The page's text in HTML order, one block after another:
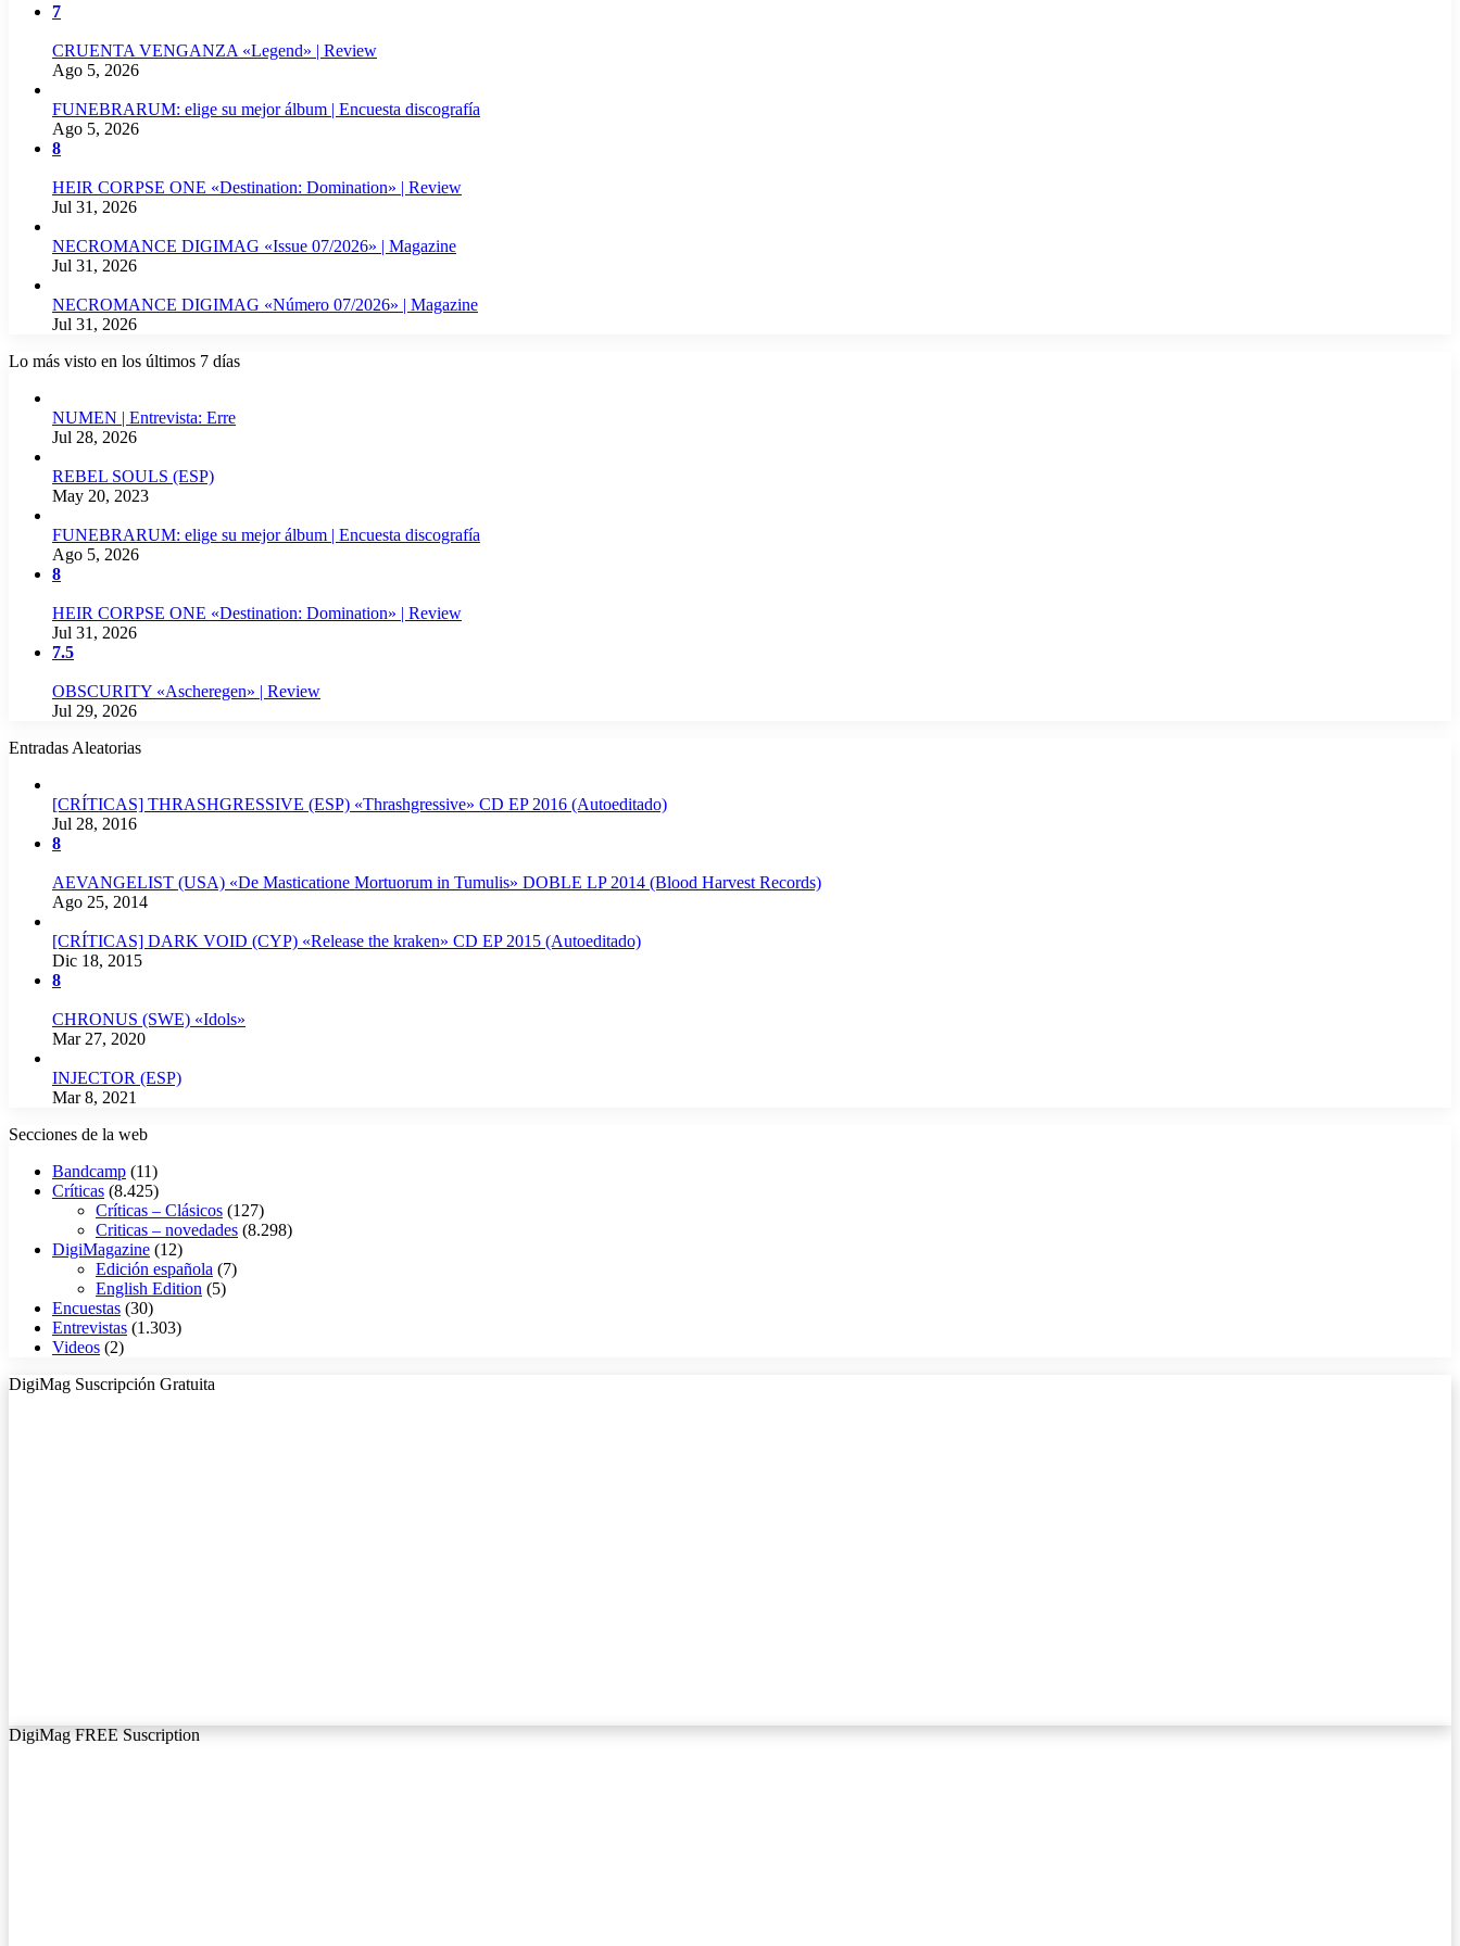
7
CRUENTA VENGANZA «Legend» | Review
Ago 5, 2026
FUNEBRARUM: elige su mejor álbum | Encuesta discografía
Ago 5, 2026
8
HEIR CORPSE ONE «Destination: Domination» | Review
Jul 31, 2026
NECROMANCE DIGIMAG «Issue 07/2026» | Magazine
Jul 31, 2026
NECROMANCE DIGIMAG «Número 07/2026» | Magazine
Jul 31, 2026
Lo más visto en los últimos 7 días
NUMEN | Entrevista: Erre
Jul 28, 2026
REBEL SOULS (ESP)
May 20, 2023
FUNEBRARUM: elige su mejor álbum | Encuesta discografía
Ago 5, 2026
8
HEIR CORPSE ONE «Destination: Domination» | Review
Jul 31, 2026
7.5
OBSCURITY «Ascheregen» | Review
Jul 29, 2026
Entradas Aleatorias
[CRÍTICAS] THRASHGRESSIVE (ESP) «Thrashgressive» CD EP 2016 (Autoeditado)
Jul 28, 2016
8
AEVANGELIST (USA) «De Masticatione Mortuorum in Tumulis» DOBLE LP 2014 (Blood Harvest Records)
Ago 25, 2014
[CRÍTICAS] DARK VOID (CYP) «Release the kraken» CD EP 2015 (Autoeditado)
Dic 18, 2015
8
CHRONUS (SWE) «Idols»
Mar 27, 2020
INJECTOR (ESP)
Mar 8, 2021
Secciones de la web
Bandcamp (11)
Críticas (8.425)
Críticas – Clásicos (127)
Criticas – novedades (8.298)
DigiMagazine (12)
Edición española (7)
English Edition (5)
Encuestas (30)
Entrevistas (1.303)
Videos (2)
DigiMag Suscripción Gratuita
DigiMag FREE Suscription